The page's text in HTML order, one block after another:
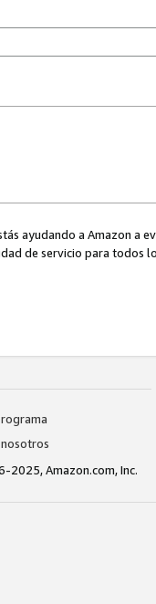
ayudando a Amazon
de servicio para todos
2025, Amazon.com, Inc.